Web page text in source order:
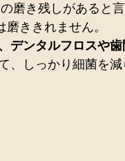
磨き残しがあると言
ききれません。
デンタルフロスや
、しっかり細菌を